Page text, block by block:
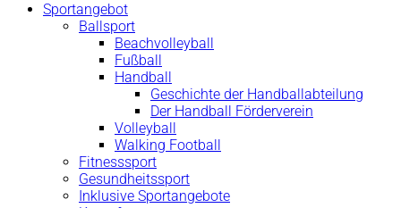
Sportangebot
Ballsport
Beachvolleyball
Fußball
Handball
Geschichte der Handballabteilung
Der Handball Förderverein
Volleyball
Walking Football
Fitnesssport
Gesundheitssport
Inklusive Sportangebote